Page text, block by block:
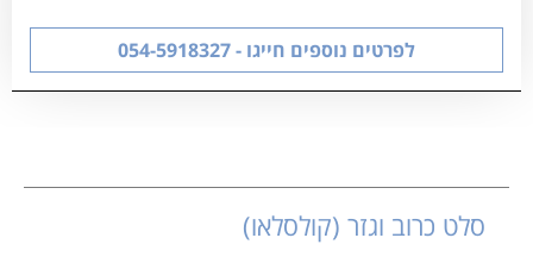
לפרטים נוספים חייגו - 054-5918327
סלט כרוב וגזר (קולסלאו)